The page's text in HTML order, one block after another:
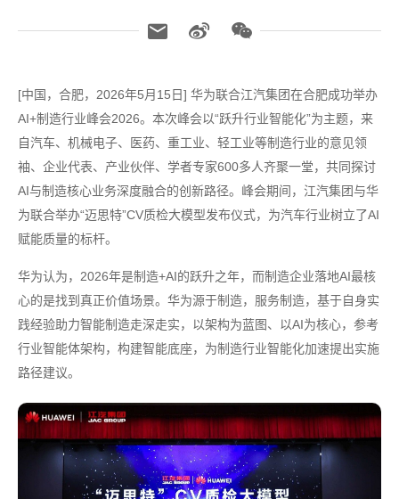
[中国，合肥，2026年5月15日] 华为联合江汽集团在合肥成功举办
AI+制造行业峰会2026。本次峰会以“跃升行业智能化”为主题，来
自汽车、机械电子、医药、重工业、轻工业等制造行业的意见领
袖、企业代表、产业伙伴、学者专家600多人齐聚一堂，共同探讨
AI与制造核心业务深度融合的创新路径。峰会期间，江汽集团与华
为联合举办“迈思特”CV质检大模型发布仪式，为汽车行业树立了AI
赋能质量的标杆。
华为认为，2026年是制造+AI的跃升之年，而制造企业落地AI最核
心的是找到真正价值场景。华为源于制造，服务制造，基于自身实
践经验助力智能制造走深走实，以架构为蓝图、以AI为核心，参考
行业智能体架构，构建智能底座，为制造行业智能化加速提出实施
路径建议。